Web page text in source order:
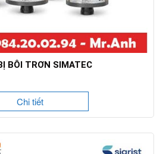
BÔI TRƠN SIMATEC
Chi tiết